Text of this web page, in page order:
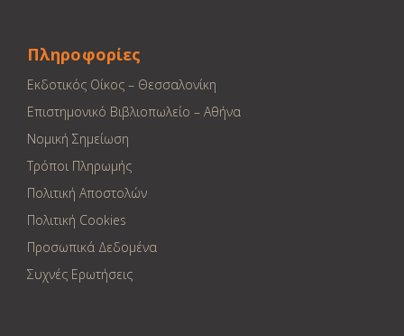
Πληροφορίες
Εκδοτικός Οίκος – Θεσσαλονίκη
Επιστημονικό Βιβλιοπωλείο – Αθήνα
Νομική Σημείωση
Τρόποι Πληρωμής
Πολιτική Αποστολών
Πολιτική Cookies
Προσωπικά Δεδομένα
Συχνές Ερωτήσεις